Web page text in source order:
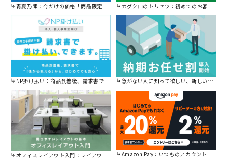
青夏乃陣：今だけの価格！商品限定セール開催中です。 カグクロのトリセツ：初めてのお客様はこちら。
NP掛け払い：商品到着後、請求書で後から払えます。 急がない人に知って欲しい、新しい割引を始めました。
オフィスレイアウト入門：レイアウトの基本をご紹介。 Amazon Pay：いつものアカウントで簡単に決済可能。